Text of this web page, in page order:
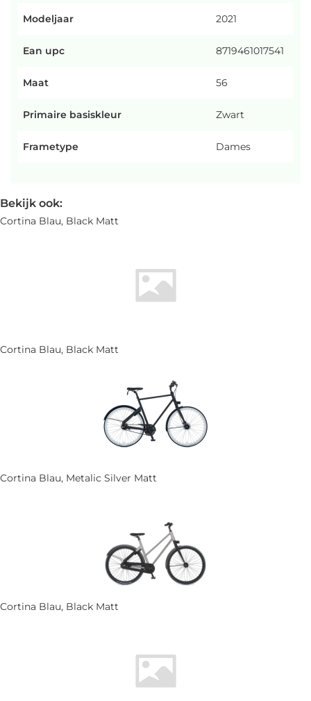
Modeljaar 2021
Ean upc 8719461017541
Maat 56
Primaire basiskleur Zwart
Frametype Dames
Bekijk ook:
Cortina Blau, Black Matt
Cortina Blau, Black Matt
Cortina Blau, Metalic Silver Matt
Cortina Blau, Black Matt